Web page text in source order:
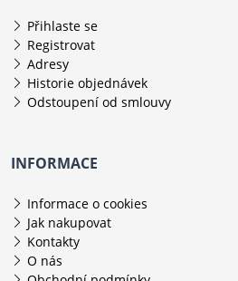
Přihlaste se
Registrovat
Adresy
Historie objednávek
Odstoupení od smlouvy
INFORMACE
Informace o cookies
Jak nakupovat
Kontakty
O nás